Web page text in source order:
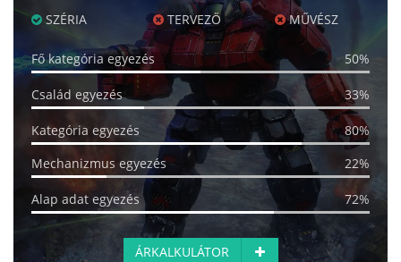
SZÉRIA TERVEZŐ MŰVÉSZ
Fő kategória egyezés 50%
Család egyezés 33%
Kategória egyezés
80%
Mechanizmus egyezés
22%
Alap adat egyezés 72%
ÁRKALKULÁTOR